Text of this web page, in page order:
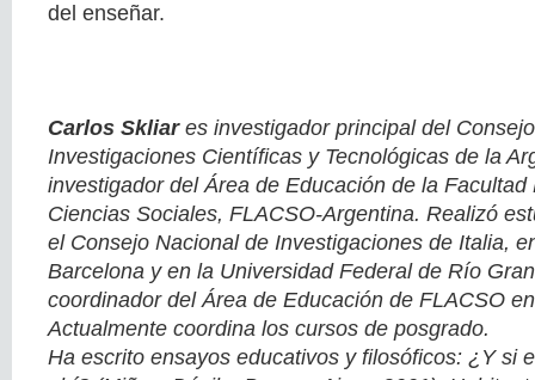
del enseñar.
Carlos Skliares investigador principal del
Investigaciones Científicas y Tecnológicas de la
investigador del Área de Educación de la
Ciencias Sociales, FLACSO-Argentina. Realizó
el Consejo Nacional de Investigaciones de Italia,
Barcelona y en la Universidad Federal de Río
coordinador del Área de Educación de FLACSO
Actualmente coordina los cursos de posgrado.
Ha escrito ensayos educativos y filosóficos: ¿Y si